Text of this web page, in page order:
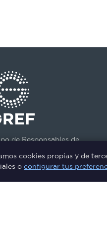
de Responsables de
cookies propias y de
o configurar tus